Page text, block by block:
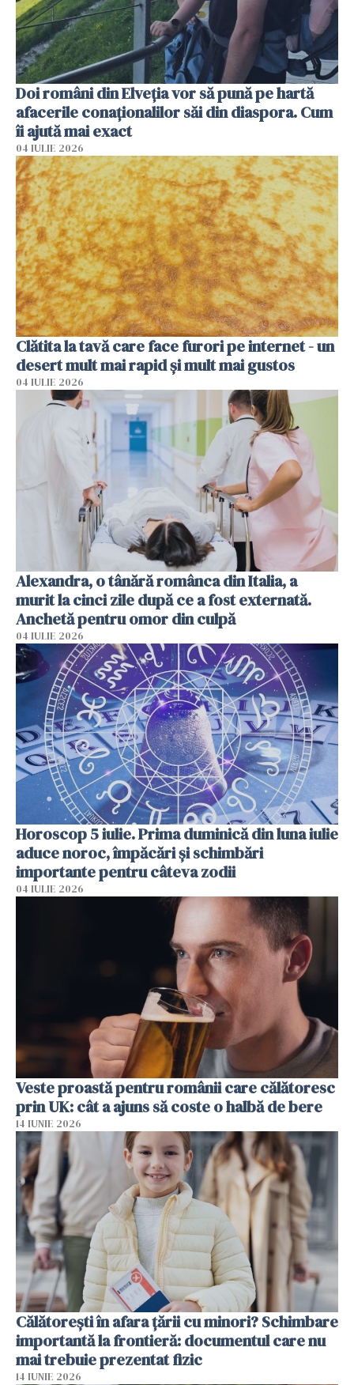
Doi români din Elveția vor să pună pe hartă
afacerile conaționalilor săi din diaspora. Cum
îi ajută mai exact
04 IULIE 2026
Clătita la tavă care face furori pe internet - un
desert mult mai rapid și mult mai gustos
04 IULIE 2026
Alexandra, o tânără românca din Italia, a
murit la cinci zile după ce a fost externată.
Anchetă pentru omor din culpă
04 IULIE 2026
Horoscop 5 iulie. Prima duminică din luna iulie
aduce noroc, împăcări și schimbări
importante pentru câteva zodii
04 IULIE 2026
Veste proastă pentru românii care călătoresc
prin UK: cât a ajuns să coste o halbă de bere
14 IUNIE 2026
Călătorești în afara țării cu minori? Schimbare
importantă la frontieră: documentul care nu
mai trebuie prezentat fizic
14 IUNIE 2026